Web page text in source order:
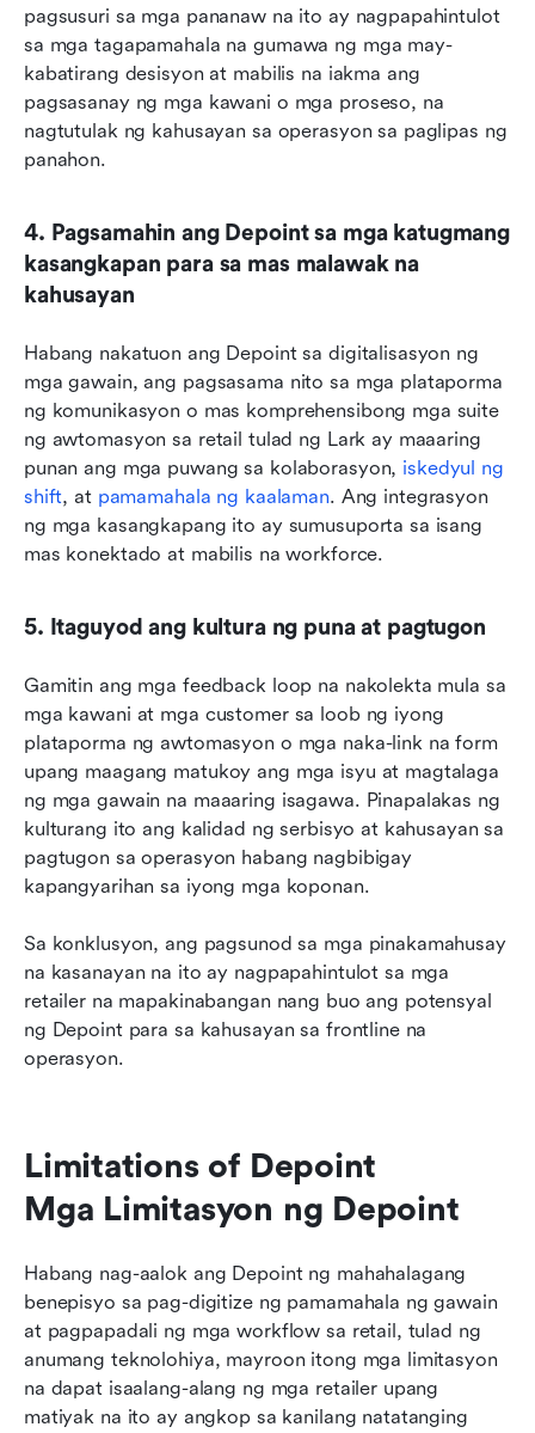
pagsusuri sa mga pananaw na ito ay nagpapahintulot
sa mga tagapamahala na gumawa ng mga may-
kabatirang desisyon at mabilis na iakma ang
pagsasanay ng mga kawani o mga proseso, na
nagtutulak ng kahusayan sa operasyon sa paglipas ng
panahon.
4. Pagsamahin ang Depoint sa mga katugmang
kasangkapan para sa mas malawak na
kahusayan
Habang nakatuon ang Depoint sa digitalisasyon ng
mga gawain, ang pagsasama nito sa mga plataporma
ng komunikasyon o mas komprehensibong mga suite
ng awtomasyon sa retail tulad ng Lark ay maaaring
punan ang mga puwang sa kolaborasyon, iskedyul ng
shift, at pamamahala ng kaalaman. Ang integrasyon
ng mga kasangkapang ito ay sumusuporta sa isang
mas konektado at mabilis na workforce.
5. Itaguyod ang kultura ng puna at pagtugon
Gamitin ang mga feedback loop na nakolekta mula sa
mga kawani at mga customer sa loob ng iyong
plataporma ng awtomasyon o mga naka-link na form
upang maagang matukoy ang mga isyu at magtalaga
ng mga gawain na maaaring isagawa. Pinapalakas ng
kulturang ito ang kalidad ng serbisyo at kahusayan sa
pagtugon sa operasyon habang nagbibigay
kapangyarihan sa iyong mga koponan.
Sa konklusyon, ang pagsunod sa mga pinakamahusay
na kasanayan na ito ay nagpapahintulot sa mga
retailer na mapakinabangan nang buo ang potensyal
ng Depoint para sa kahusayan sa frontline na
operasyon.
Limitations of Depoint
Mga Limitasyon ng Depoint
Habang nag-aalok ang Depoint ng mahahalagang
benepisyo sa pag-digitize ng pamamahala ng gawain
at pagpapadali ng mga workflow sa retail, tulad ng
anumang teknolohiya, mayroon itong mga limitasyon
na dapat isaalang-alang ng mga retailer upang
matiyak na ito ay angkop sa kanilang natatanging